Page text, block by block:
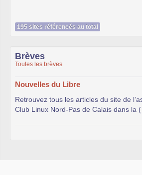
195 sites référencés au total
Brèves
Toutes les brèves
Nouvelles du Libre
Retrouvez tous les articles du site de
Club Linux Nord-Pas de Calais dans la